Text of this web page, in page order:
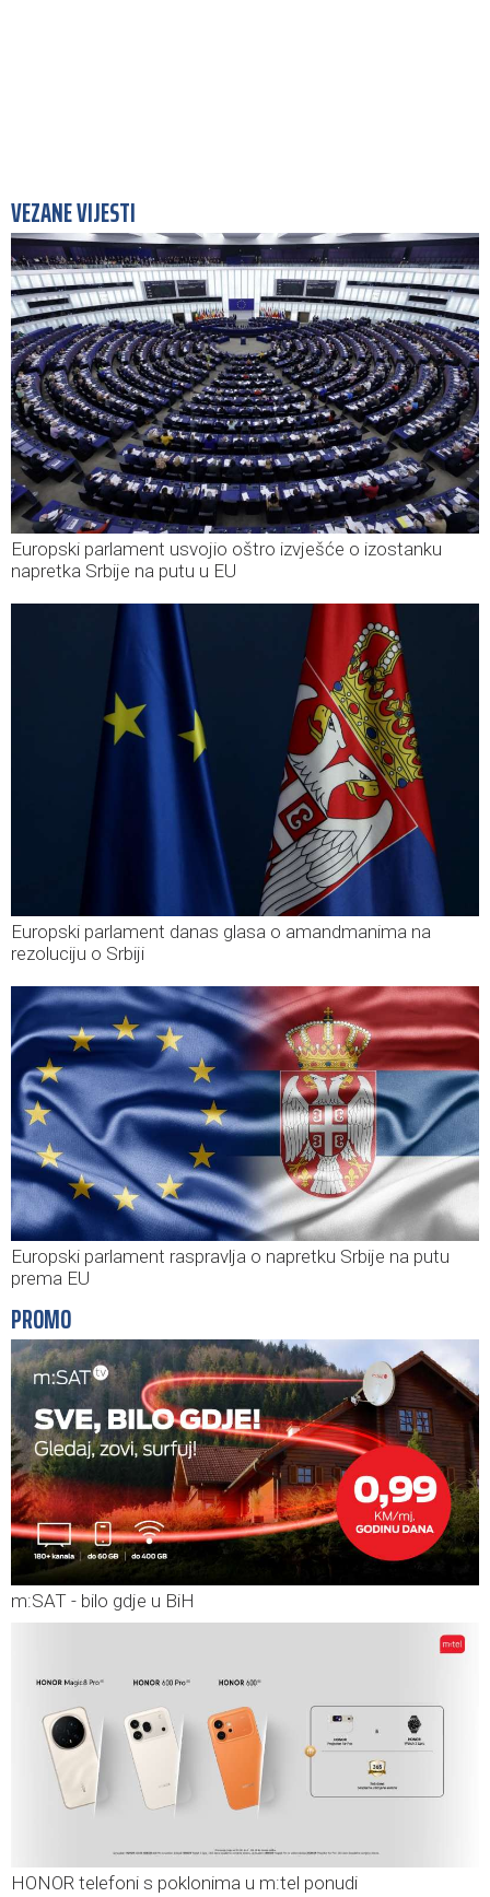
VEZANE VIJESTI
Europski parlament usvojio oštro izvješće o izostanku
napretka Srbije na putu u EU
Europski parlament danas glasa o amandmanima na
rezoluciju o Srbiji
Europski parlament raspravlja o napretku Srbije na putu
prema EU
PROMO
m:SAT - bilo gdje u BiH
HONOR telefoni s poklonima u m:tel ponudi